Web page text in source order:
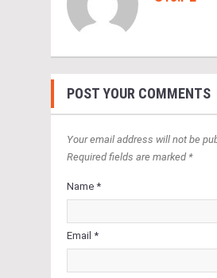
POST YOUR COMMENTS
Your email address will not be
Required fields are marked *
Name *
Email *